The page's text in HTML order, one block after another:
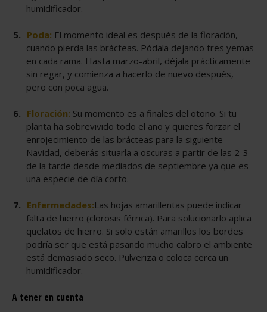
humidificador.
Poda: El momento ideal es después de la floración,
cuando pierda las brácteas. Pódala dejando tres yemas
en cada rama. Hasta marzo-abril, déjala prácticamente
sin regar, y comienza a hacerlo de nuevo después,
pero con poca agua.
Floración: Su momento es a finales del otoño. Si tu
planta ha sobrevivido todo el año y quieres forzar el
enrojecimiento de las brácteas para la siguiente
Navidad, deberás situarla a oscuras a partir de las 2-3
de la tarde desde mediados de septiembre ya que es
una especie de día corto.
Enfermedades:Las hojas amarillentas puede indicar
falta de hierro (clorosis férrica). Para solucionarlo aplica
quelatos de hierro. Si solo están amarillos los bordes
podría ser que está pasando mucho caloro el ambiente
está demasiado seco. Pulveriza o coloca cerca un
humidificador.
A tener en cuenta